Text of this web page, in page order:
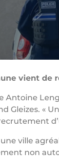
vient de
Antoine
Gleizes. «
ville
non